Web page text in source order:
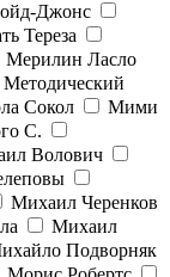
Джонс
Тереза
Мерилин Ласло
Методический
Сокол
Мими
С.
Волович
Михаил Черенков
Михаил
Подворняк